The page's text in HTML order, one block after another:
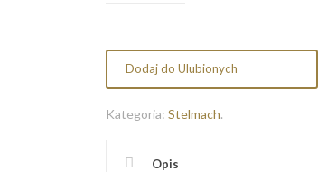
Dodaj do Ulubionych
Kategoria: Stelmach.
Opis